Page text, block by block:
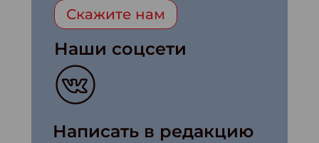
Скажите нам
Наши соцсети
Написать в редакцию